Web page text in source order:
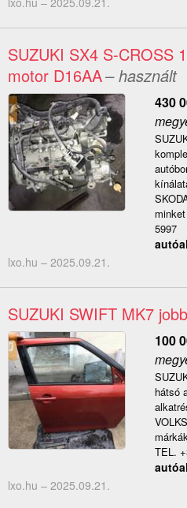
SUZUKI SX4 S-CROSS
motor D16AA– használt
430
5997
lxo.hu – 2025.09.21.
SUZUKI SWIFT MK7
100
hátsó
TEL.
lxo.hu – 2025.09.21.